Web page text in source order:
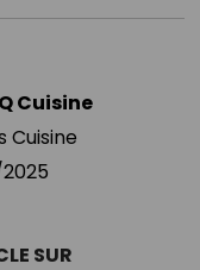
Cuisine
Cuisine
SUR